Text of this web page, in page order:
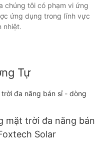
chúng tôi có phạm vi ứng
ứng dụng trong lĩnh vực
nhiệt.
Tự
mặt trời đa năng bán
Solar